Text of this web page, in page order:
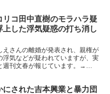
コ田中直樹のモラハラ疑
した浮気疑惑の打ち消し
えさんの離婚が発表され、親権が
浮気などが疑われていますが、実
週刊文春が報じています。→
された吉本興業と暴力団